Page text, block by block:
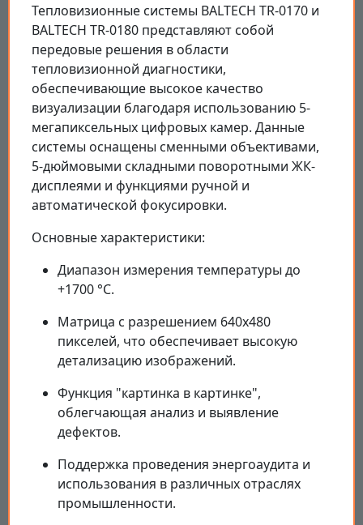
Тепловизионные системы BALTECH TR-0170 и
BALTECH TR-0180 представляют собой
передовые решения в области
тепловизионной диагностики,
обеспечивающие высокое качество
визуализации благодаря использованию 5-
мегапиксельных цифровых камер. Данные
системы оснащены сменными объективами,
5-дюймовыми складными поворотными ЖК-
дисплеями и функциями ручной и
автоматической фокусировки.
Основные характеристики:
Диапазон измерения температуры до
+1700 °C.
Матрица с разрешением 640x480
пикселей, что обеспечивает высокую
детализацию изображений.
Функция "картинка в картинке",
облегчающая анализ и выявление
дефектов.
Поддержка проведения энергоаудита и
использования в различных отраслях
промышленности.